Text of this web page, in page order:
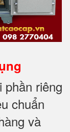
riêng
chuẩn
và